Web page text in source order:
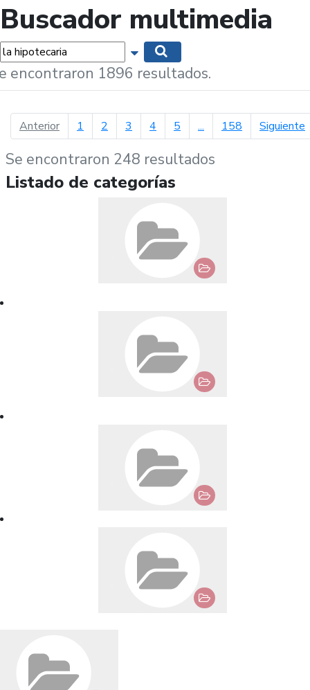
Buscador multimedia
Mostrar opciones de búsqueda
encontraron 1896 resultados.
Anteriorpágina anterior
1 2 3 4 5 ... 158 Siguiente
Se encontraron 248 resultados
Listado de categorías